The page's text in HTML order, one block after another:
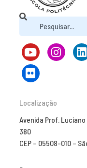
Localização
Avenida Prof.
380
CEP – 05508-010 –